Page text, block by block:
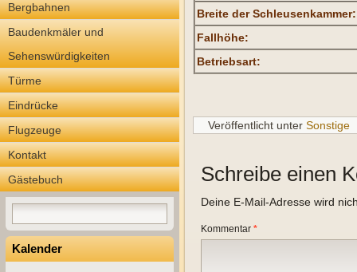
Bergbahnen
Baudenkmäler und
Sehenswürdigkeiten
Türme
Eindrücke
Flugzeuge
Kontakt
Gästebuch
Kalender
Breite der Schleusenkammer:
Fallhöhe:
Betriebsart:
Veröffentlicht unter Sonstige
Schreibe einen
Deine E-Mail-Adresse wird
Kommentar *